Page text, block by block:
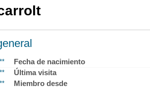
Fecha de nacimiento
Última visita
Miembro desde